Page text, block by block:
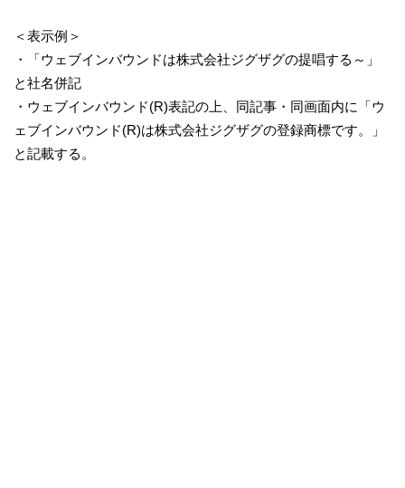
＜表示例＞
・「ウェブインバウンドは株式会社ジグザグの提唱する～」
と社名併記
・ウェブインバウンド(R)表記の上、同記事・同画面内に「ウ
ェブインバウンド(R)は株式会社ジグザグの登録商標です。」
と記載する。